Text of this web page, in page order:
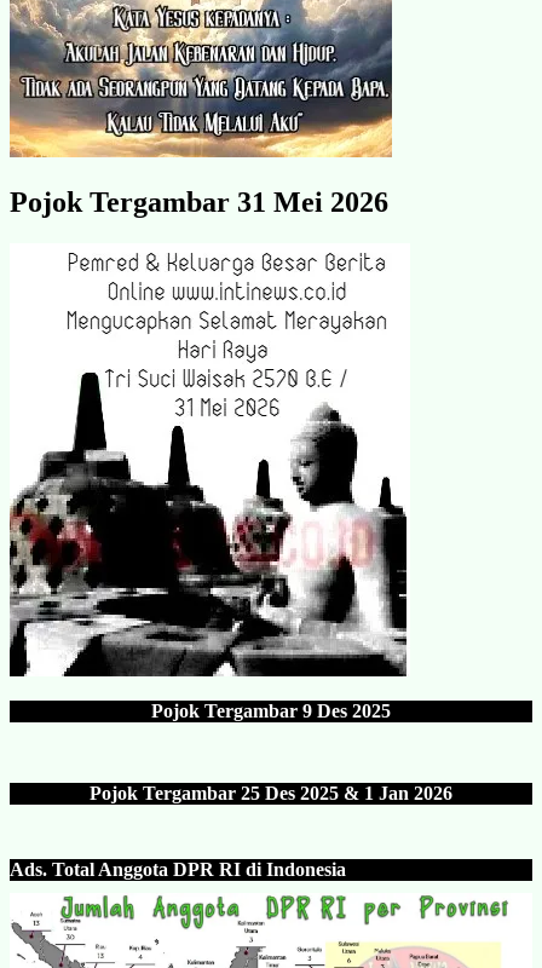
Pojok Tergambar 31 Mei 2026
Pojok Tergambar 9 Des 2025
Pojok Tergambar 25 Des 2025 & 1 Jan 2026
Ads. Total Anggota DPR RI di Indonesia